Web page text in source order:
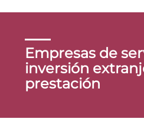
Empresas de
inversión
prestación